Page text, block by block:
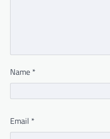
Name *
Email *